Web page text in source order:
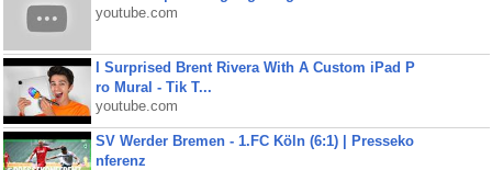
youtube.com
I Surprised Brent Rivera With A Custom iPad P
ro Mural - Tik T...
youtube.com
SV Werder Bremen - 1.FC Köln (6:1) | Presseko
nferenz